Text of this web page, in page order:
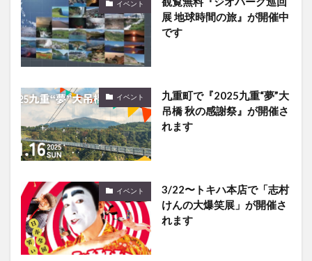
イベント
展 地球時間の旅』が開催中
です
イベント
九重町で『2025九重“夢”大
吊橋 秋の感謝祭』が開催さ
れます
イベント
3/22〜トキハ本店で「志村
けんの大爆笑展」が開催さ
れます